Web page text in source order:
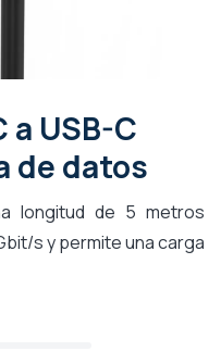
a USB-C
de datos
longitud de 5 metros
s y permite una carga